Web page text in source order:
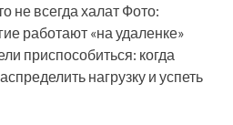
не всегда халат Фото:
работают «на удаленке»
приспособиться: когда
нагрузку и успеть